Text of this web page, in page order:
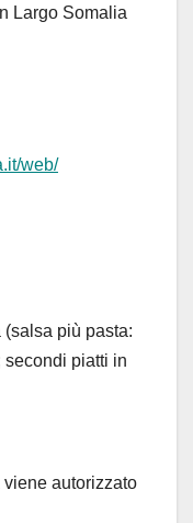
Largo Somalia
web/
più pasta:
secondi piatti in
autorizzato